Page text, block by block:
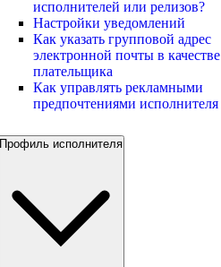
исполнителей или релизов?
Настройки уведомлений
Как указать групповой адрес
электронной почты в качестве
плательщика
Как управлять рекламными
предпочтениями исполнителя
Профиль исполнителя